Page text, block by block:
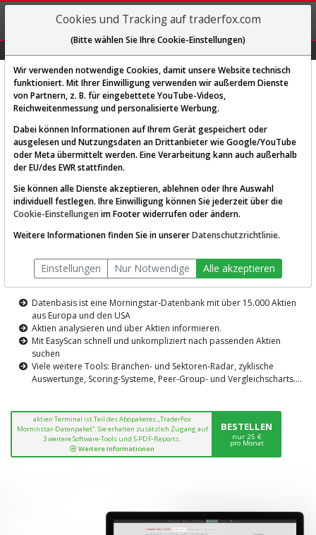
REGIS-
TRIEREN
Diese Funktion ist nur für
AKTIEN-TERMINAL
Die Aktienanalyse-Plattform von
TraderFox
Datenbasis ist eine Morningstar-Datenbank mit über 15.000 Aktien
aus Europa und den USA
Aktien analysieren und über Aktien informieren.
Mit EasyScan schnell und unkompliziert nach passenden Aktien
suchen
Viele weitere Tools: Branchen- und Sektoren-Radar, zyklische
Auswertunge, Scoring-Systeme, Peer-Group- und Vergleichscharts....
aktien Terminal ist Teil des Abopaketes „TraderFox
Morninstar-Datenpaket“. Sie erhalten zusätzlich Zugang auf
3 weitere Software-Tools und 5 PDF-Reports.
Weitere Informationen
BESTELLEN
nur 25 €
pro Monat
Cookies und Tracking auf traderfox.com
(Bitte wählen Sie Ihre Cookie-Einstellungen)
Wir verwenden notwendige Cookies, damit unsere Website technisch
funktioniert. Mit Ihrer Einwilligung verwenden wir außerdem Dienste
von Partnern, z. B. für eingebettete YouTube-Videos,
Reichweitenmessung und personalisierte Werbung.
Dabei können Informationen auf Ihrem Gerät gespeichert oder
ausgelesen und Nutzungsdaten an Drittanbieter wie Google/YouTube
oder Meta übermittelt werden. Eine Verarbeitung kann auch außerhalb
der EU/des EWR stattfinden.
Sie können alle Dienste akzeptieren, ablehnen oder Ihre Auswahl
individuell festlegen. Ihre Einwilligung können Sie jederzeit über die
Cookie-Einstellungen im Footer widerrufen oder ändern.
Weitere Informationen finden Sie in unsererDatenschutzrichtlinie.
Einstellungen Nur Notwendige Alle akzeptieren